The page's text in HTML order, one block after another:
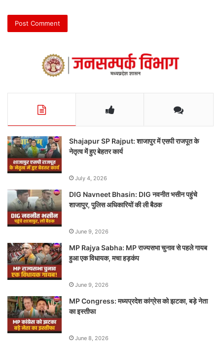
Shajapur SP Rajput: शाजापुर में एसपी राजपूत के
नेतृत्व में हुए बेहतर कार्य
July 4, 2026
DIG Navneet Bhasin: DIG नवनीत भसीन पहुंचे
शाजापुर, पुलिस अधिकारियों की ली बैठक
June 9, 2026
MP Rajya Sabha: MP राज्यसभा चुनाव से पहले गायब
हुआ एक विधायक, मचा हड़कंप
June 9, 2026
MP Congress: मध्यप्रदेश कांग्रेस को झटका, बड़े नेता
का इस्तीफा
June 8, 2026